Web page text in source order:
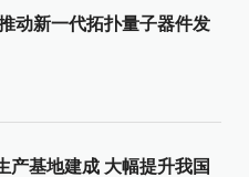
动新一代拓扑量子器件发
产基地建成 大幅提升我国